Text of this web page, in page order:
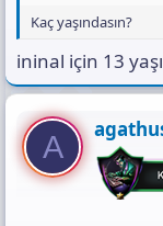
Kaç yaşındasın?
ininal için 13
A